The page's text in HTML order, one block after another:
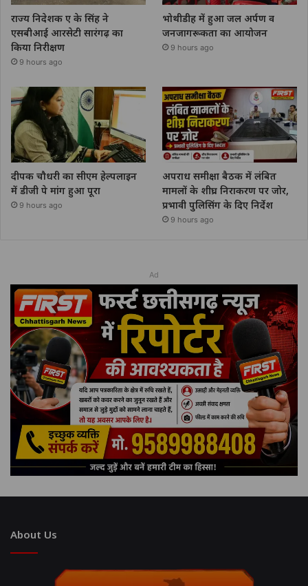
राज्य निदेशक ए के सिंह ने
एसबीआई आरसेटी सारंगढ़ का
किया निरीक्षण
9 hours ago
भोथीडीह में हुआ जल अर्पण व
जनजागरूकता का आयोजन
9 hours ago
दीपक चौधरी का सीएम हेल्पलाइन
में डीजी पे मांग हुआ पूरा
9 hours ago
अपराध समीक्षा बैठक में लंबित
मामलों के शीघ्र निराकरण पर जोर,
प्रभावी पुलिसिंग के दिए निर्देश
9 hours ago
Ad
About Us